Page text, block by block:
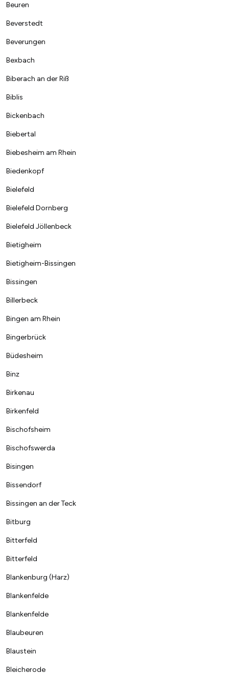
Beuren
Beverstedt
Beverungen
Bexbach
Biberach an der Riß
Biblis
Bickenbach
Biebertal
Biebesheim am Rhein
Biedenkopf
Bielefeld
Bielefeld Dornberg
Bielefeld Jöllenbeck
Bietigheim
Bietigheim-Bissingen
Bissingen
Billerbeck
Bingen am Rhein
Bingerbrück
Büdesheim
Binz
Birkenau
Birkenfeld
Bischofsheim
Bischofswerda
Bisingen
Bissendorf
Bissingen an der Teck
Bitburg
Bitterfeld
Bitterfeld
Blankenburg (Harz)
Blankenfelde
Blankenfelde
Blaubeuren
Blaustein
Bleicherode